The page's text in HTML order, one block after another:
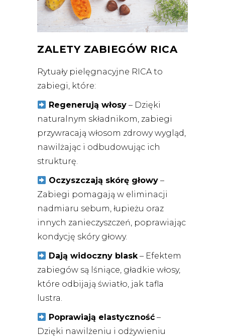
ZALETY ZABIEGÓW RICA
Rytuały pielęgnacyjne RICA to
zabiegi, które:
Regenerują włosy – Dzięki
naturalnym składnikom, zabiegi
przywracają włosom zdrowy wygląd,
nawilżając i odbudowując ich
strukturę.
Oczyszczają skórę głowy –
Zabiegi pomagają w eliminacji
nadmiaru sebum, łupieżu oraz
innych zanieczyszczeń, poprawiając
kondycję skóry głowy.
Dają widoczny blask– Efektem
zabiegów są lśniące, gładkie włosy,
które odbijają światło, jak tafla
lustra.
Poprawiają elastyczność –
Dzięki nawilżeniu i odżywieniu